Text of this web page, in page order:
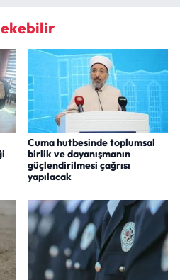
Cuma hutbesinde toplumsal
birlik ve dayanışmanın
güçlendirilmesi çağrısı
yapılacak